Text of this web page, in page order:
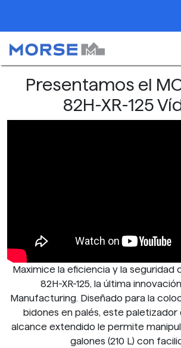
Presentamos el
82H-XR-125
Maximice la eficiencia y la seguridad
82H-XR-125, la última
Manufacturing. Diseñado para la
bidones en palés, este paletizador
alcance extendido le permite
galones (210 L) con